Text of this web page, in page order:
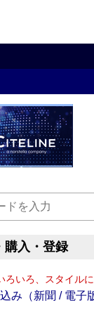
購入・登録
ろいろ、スタイル
み（新聞 / 電子